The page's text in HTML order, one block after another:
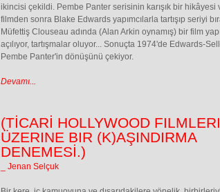
ikincisi çekildi. Pembe Panter serisinin karışık bir hikâyesi
filmden sonra Blake Edwards yapımcılarla tartışıp seriyi
Müfettiş Clouseau adında (Alan Arkin oynamış) bir film
açılıyor, tartışmalar oluyor... Sonuçta 1974'de Edwards-
Pembe Panter'in dönüşünü çekiyor.
Devamı...
(TİCARİ HOLLYWOOD FILMLERI
ÜZERINE BIR (K)AŞINDIRMA
DENEMESİ.)
_ Jenan Selçuk